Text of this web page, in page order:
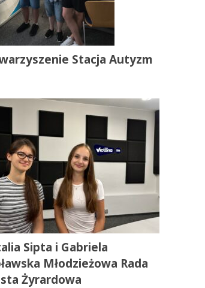
Stacja Autyzm
Sipta i Gabriela
Młodzieżowa Rada
Żyrardowa